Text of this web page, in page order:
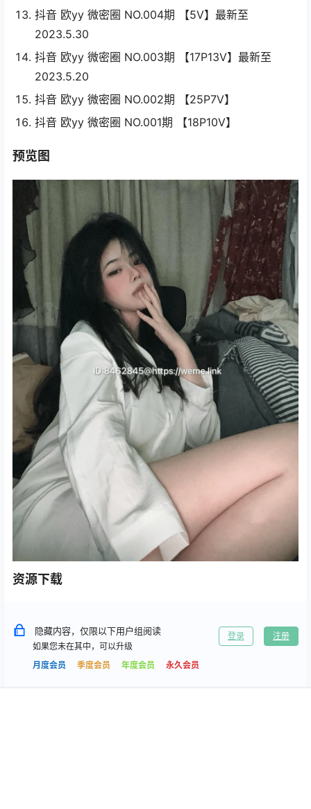
抖音 欧yy 微密圈 NO.004期 【5V】最新至
2023.5.30
抖音 欧yy 微密圈 NO.003期 【17P13V】最新至
2023.5.20
抖音 欧yy 微密圈 NO.002期 【25P7V】
抖音 欧yy 微密圈 NO.001期 【18P10V】
预览图
资源下载
隐藏内容，仅限以下用户组阅读
如果您未在其中，可以升级
月度会员
季度会员 年度会员 永久会员
登录 注册